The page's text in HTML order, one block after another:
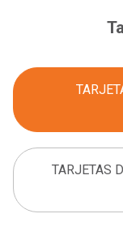
TARJETAS